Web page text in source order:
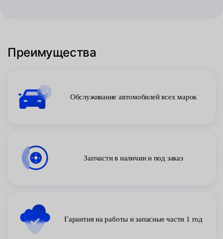
Преимущества
Обслуживание автомобилей всех марок
Запчасти в наличии и под заказ
Гарантия на работы и запасные части 1 год